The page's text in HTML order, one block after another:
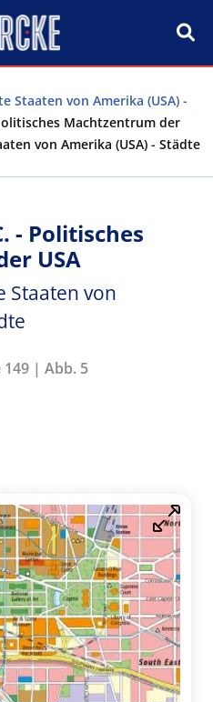
Staaten von Amerika (USA) -
Machtzentrum der
von Amerika (USA) - Städte
- Politisches
USA
Staaten von
149 | Abb. 5